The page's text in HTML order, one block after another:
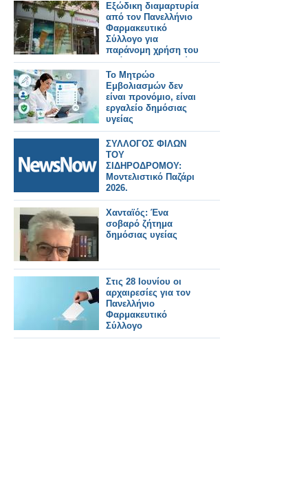
Εξώδικη διαμαρτυρία
από τον Πανελλήνιο
Φαρμακευτικό
Σύλλογο για
παράνομη χρήση του
πράσινου σταυρού
από αλυσίδα
καλλυντικών
Το Μητρώο
Εμβολιασμών δεν
είναι προνόμιο, είναι
εργαλείο δημόσιας
υγείας
ΣΥΛΛΟΓΟΣ ΦΙΛΩΝ
ΤΟΥ
ΣΙΔΗΡΟΔΡΟΜΟΥ:
Μοντελιστικό Παζάρι
2026.
Χανταϊός: Ένα
σοβαρό ζήτημα
δημόσιας υγείας
Στις 28 Ιουνίου οι
αρχαιρεσίες για τον
Πανελλήνιο
Φαρμακευτικό
Σύλλογο